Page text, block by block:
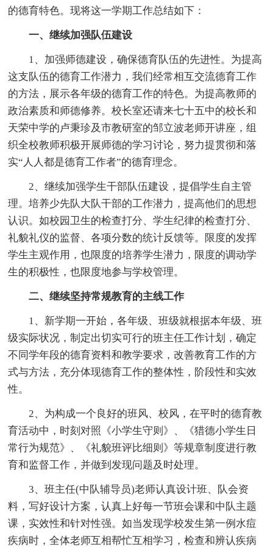
的德育特色。现将这一学期工作总结如下：
一、继续加强队伍建设
1、加强师德建设，确保德育队伍的先进性。为提高
这支队伍的德育工作潜力，我们经常相互交流德育工作
的方法，展示各年级的德育工作的特色。为提高教师的
政治素质和师德修养。校长室还请来七十五中的校长和
天荣中学的卢秉珍及市教研室的邹立波老师开讲座，组
织全校教师积极开展师德的学习讨论，努力提贯彻和落
实“人人都是德育工作者”的德育理念。
2、继续加强学生干部队伍建设，提倡学生自主管
理。培养少先队大队干部的工作潜力，提高他们的思想
认识。如校园卫生的检查打分、学生纪律的检查打分、
礼貌礼仪的监督、各项分数的统计反馈等。限度的发挥
学生主观作用，也限度的培养学生潜力，限度的调动学
生的积极性，也限度地参与学校管理。
二、继续坚持常规教育的主线工作
1、新学期一开始，各年级、班级就根据本年级、班
级实际状况，制定出切实可行的班主任工作计划，确定
不同学年段的德育资料和教学要求，改善教育工作的方
式与方法，充分体现德育工作的整体性，阶段性和实效
性。
2、为构成一个良好的班风、校风，在平时的德育教
育活动中，时刻对照《小学生守则》、《猎德小学生日
常行为规范》、《礼貌班评比细则》等规章制度进行教
育和监督工作，并做到发现问题及时处理。
3、班主任(中队辅导员)老师认真设计班、队会资
料，写好设计方案，认真上好每一节班会课和中队主题
课，实效性和针对性强。如当发现学校发生第一例水痘
疾病时，全体老师互相帮忙互相学习，检查和辨认疾病